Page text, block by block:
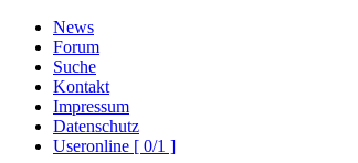
News
Forum
Suche
Kontakt
Impressum
Datenschutz
Useronline [ 0/1 ]